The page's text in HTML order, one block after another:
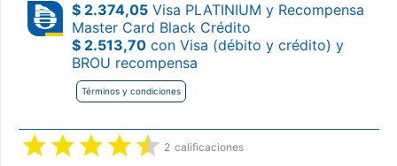
$ 2.374,05 Visa PLATINIUM y Recompensa
Master Card Black Crédito
$ 2.513,70 con Visa (débito y crédito) y
BROU recompensa
Términos y condiciones
2 calificaciones